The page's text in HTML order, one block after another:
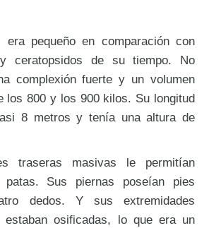
era pequeño en comparación con
ceratopsidos de su tiempo. No
complexión fuerte y un volumen
los 800 y los 900 kilos. Su longitud
8 metros y tenía una altura de
traseras masivas le permitían
Sus piernas poseían pies
dedos. Y sus extremidades
estaban osificadas, lo que era un